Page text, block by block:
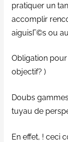
pratiquer un
accomplir
aiguisГ©s ou
Obligation
objectif? )
Doubs
tuyau de
En effet, ! ceci